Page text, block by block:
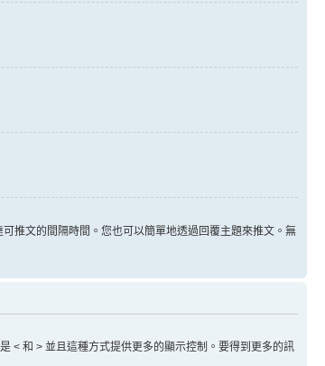
推文的間隔時間。您也可以簡單地透過回覆主題來推文。無
< 和 > 並且這種方式提供更多的顯示控制。要得到更多的訊